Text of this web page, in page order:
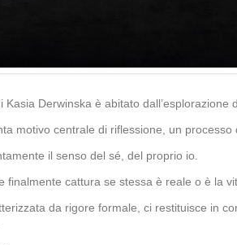
Kasia Derwinska è abitato dall’esplorazione
motivo centrale di riflessione, un
il senso del sé, del proprio io.
finalmente cattura se stessa è reale o è la
da rigore formale, ci restituisce in